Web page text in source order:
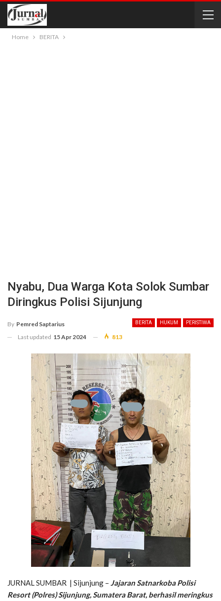
Home BERITA
Nyabu, Dua Warga Kota Solok Sumbar
Diringkus Polisi Sijunjung
BERITA HUKUM PERISTIWA
By Pemred Saptarius
Last updated 15 Apr 2024 813
JURNAL SUMBAR | Sijunjung – Jajaran Satnarkoba Polisi
Resort (Polres) Sijunjung, Sumatera Barat, berhasil meringkus